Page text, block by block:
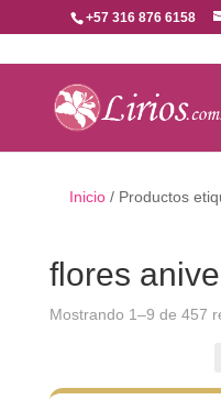
+57 316 876 6158
Inicio/ Productos
flores
Mostrando 1–9 de 457